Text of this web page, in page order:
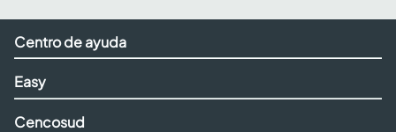
Centro de ayuda
Easy
Cencosud